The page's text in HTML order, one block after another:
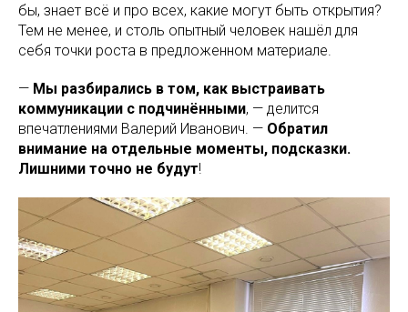
бы, знает всё и про всех, какие могут быть открытия?
Тем не менее, и столь опытный человек нашёл для
себя точки роста в предложенном материале.
— Мы разбирались в том, как выстраивать
коммуникации с подчинёнными, — делится
впечатлениями Валерий Иванович. — Обратил
внимание на отдельные моменты, подсказки.
Лишними точно не будут!